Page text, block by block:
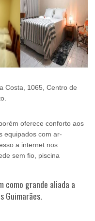
Costa, 1065, Centro de
oferece conforto aos
equipados com ar-
a internet nos
sem fio, piscina
como grande aliada a
Guimarães.